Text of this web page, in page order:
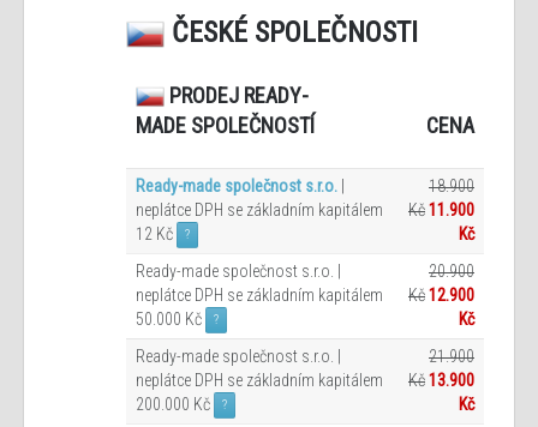
ČESKÉ SPOLEČNOSTI
PRODEJ READY-
MADE SPOLEČNOSTÍ
CENA
Ready-made společnost s.r.o.
neplátce DPH se základním kapitálem
12 Kč
?
18.900
Kč11.900
Kč
Ready-made společnost s.r.o. |
neplátce DPH se základním kapitálem
50.000 Kč
?
20.900
Kč12.900
Kč
Ready-made společnost s.r.o. |
neplátce DPH se základním kapitálem
200.000 Kč
?
21.900
Kč13.900
Kč